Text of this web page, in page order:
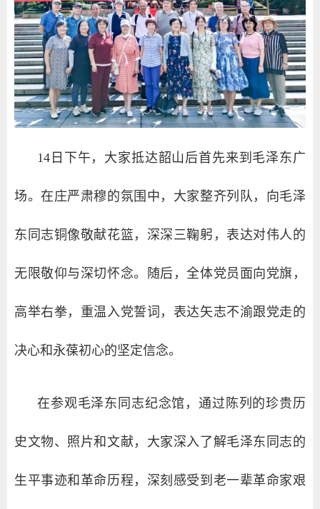
14日下午，大家抵达韶山后首先来到毛泽东广
场。在庄严肃穆的氛围中，大家整齐列队，向毛泽
东同志铜像敬献花篮，深深三鞠躬，表达对伟人的
无限敬仰与深切怀念。随后，全体党员面向党旗，
高举右拳，重温入党誓词，表达矢志不渝跟党走的
决心和永葆初心的坚定信念。
在参观毛泽东同志纪念馆，通过陈列的珍贵历
史文物、照片和文献，大家深入了解毛泽东同志的
生平事迹和革命历程，深刻感受到老一辈革命家艰